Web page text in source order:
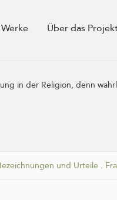
Werke Über das
in der Religion, denn
und Urteile .